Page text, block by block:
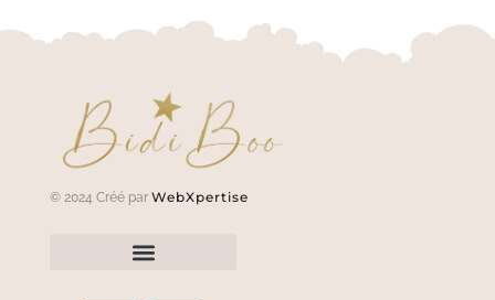
© 2024 Créé par WebXpertise